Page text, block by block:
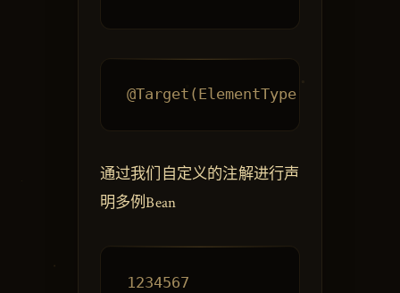
通过我们自定义的注解进行声
明多例Bean